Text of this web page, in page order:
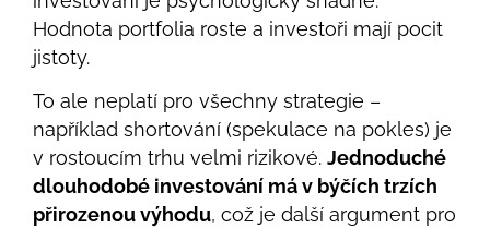
Hodnota portfolia roste a investoři mají pocit
jistoty.
To ale neplatí pro všechny strategie –
například shortování (spekulace na pokles) je
v rostoucím trhu velmi rizikové. Jednoduché
dlouhodobé investování má v býčích trzích
přirozenou výhodu, což je další argument pro